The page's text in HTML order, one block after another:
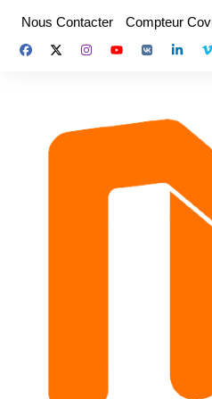
contenu
Nous Contacter Compteur